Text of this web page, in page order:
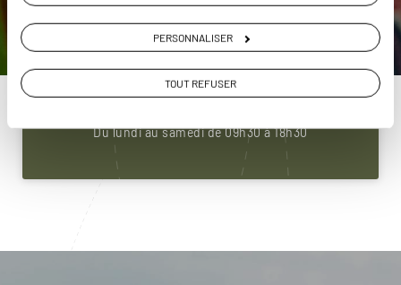
PERSONNALISER
TOUT REFUSER
ou
Construisez votre voyage avec un spécialiste
Indonésie
01 85 08 23 56
Du lundi au samedi de 09h30 à 18h30